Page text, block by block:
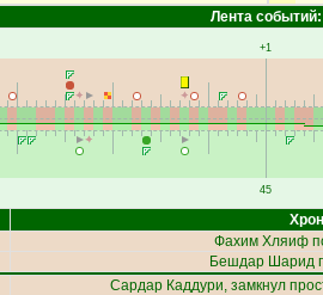
Лента событий:
+1
45
Фахим Хляиф
Бешдар Шарид
Сардар Каддури, замкнул